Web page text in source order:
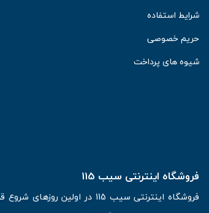
شرایط استفاده
حریم خصوصی
شیوه های پرداخت
فروشگاه اینترنتی سیب 115